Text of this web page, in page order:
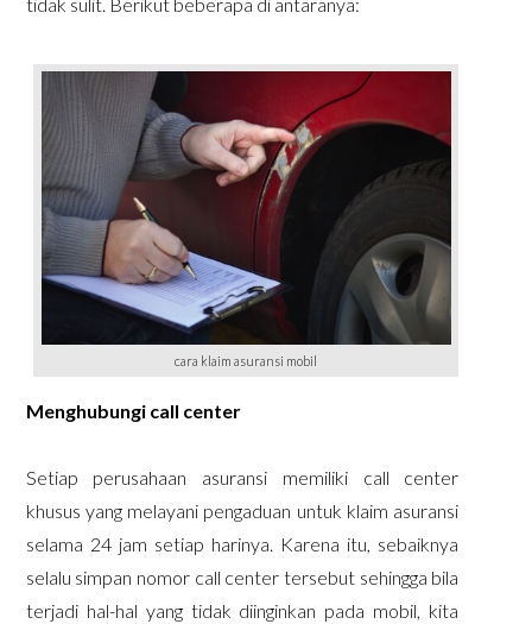
cara klaim asuransi mobil
Menghubungi call center
Setiap perusahaan asuransi memiliki call center
khusus yang melayani pengaduan untuk klaim asuransi
selama 24 jam setiap harinya. Karena itu, sebaiknya
selalu simpan nomor call center tersebut sehingga bila
terjadi hal-hal yang tidak diinginkan pada mobil, kita